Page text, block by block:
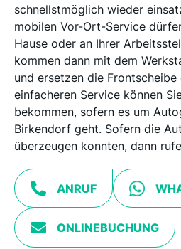
schnellstmöglich wieder
mobilen Vor-Ort-Service
Hause oder an Ihrer
kommen dann mit dem
und ersetzen die
einfacheren Service können
bekommen, sofern es um
Birkendorf geht. Sofern die
überzeugen konnten, dann
ANRUF
ONLINEBUCHUNG